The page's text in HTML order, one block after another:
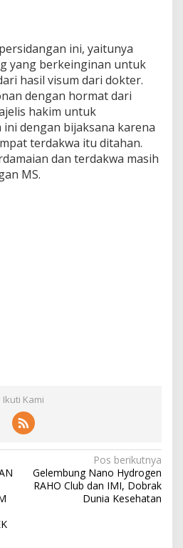
ini, yaitunya
yang berkeinginan untuk
hasil visum dari dokter.
dengan hormat dari
hakim untuk
dengan bijaksana karena
terdakwa itu ditahan.
dan terdakwa masih
MS.
Ikuti Kami
Pos berikutnya
Gelembung Nano Hydrogen
RAHO Club dan IMI, Dobrak
Dunia Kesehatan